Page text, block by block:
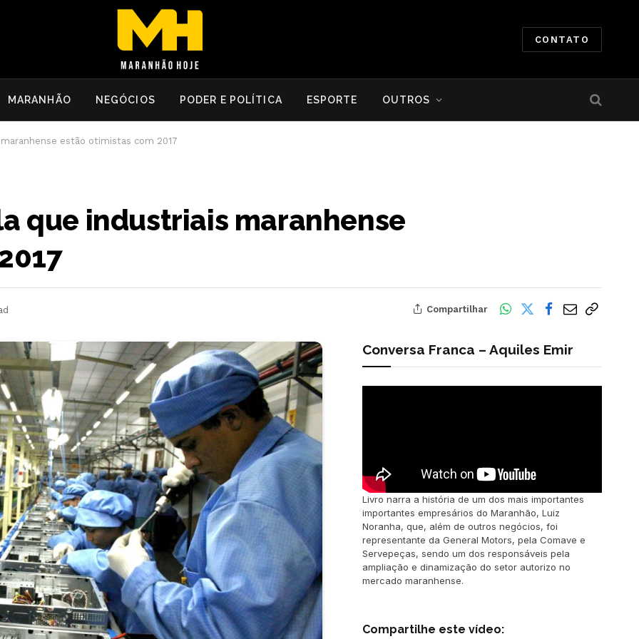
CONTATO
MARANHÃO NEGÓCIOS PODER E POLÍTICA ESPORTE OUTROS
estão otimistas com 2017
que industriais maranhense
Compartilhar
Conversa Franca – Aquiles Emir
Livro narra a história de um dos mais importantes
importantes empresários do Maranhão, Luiz
Noranha, que, além de outros negócios, foi
representante da General Motors, pela Comave e
Servepeças, sendo um dos responsáveis pela
ampliação e dinamização do setor autorizo no
mercado maranhense.
Compartilhe este vídeo: